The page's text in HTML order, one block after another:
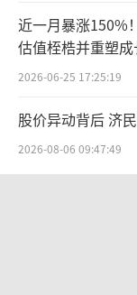
年随吉利车型
化应用的中国
不过，
战。一来是对
他车企拓展，
近一月暴涨150%
估值桎梏并重塑成
2026-06-25 17:25:19
股价异动背后 济
2026-08-06 09:47:49